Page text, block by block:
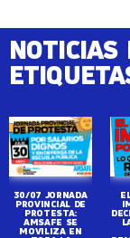
NOTICIAS
30/07 JORNADA
PROVINCIAL DE
PROTESTA:
AMSAFE SE
MOVILIZA EN